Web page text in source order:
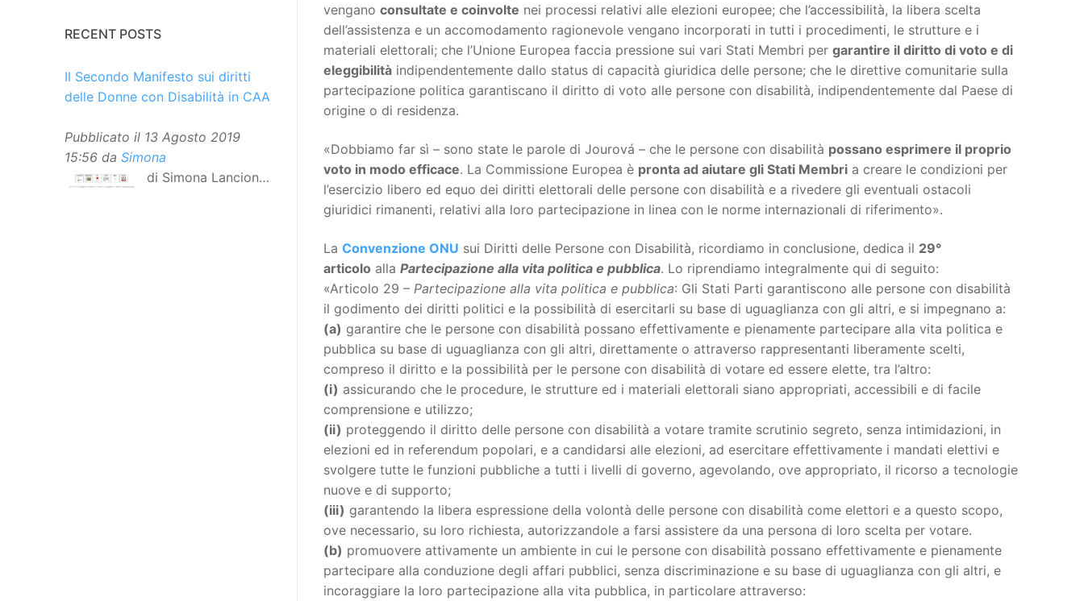
vengano consultate e coinvolte nei processi relativi alle elezioni europee; che l’accessibilità, la libera scelta
dell’assistenza e un accomodamento ragionevole vengano incorporati in tutti i procedimenti, le strutture e i
materiali elettorali; che l’Unione Europea faccia pressione sui vari Stati Membri per garantire il diritto di voto e di
eleggibilità indipendentemente dallo status di capacità giuridica delle persone; che le direttive comunitarie sulla
partecipazione politica garantiscano il diritto di voto alle persone con disabilità, indipendentemente dal Paese di
origine o di residenza.
«Dobbiamo far sì – sono state le parole di Jourová – che le persone con disabilità possano esprimere il proprio
voto in modo efficace. La Commissione Europea è pronta ad aiutare gli Stati Membri a creare le condizioni per
l’esercizio libero ed equo dei diritti elettorali delle persone con disabilità e a rivedere gli eventuali ostacoli
giuridici rimanenti, relativi alla loro partecipazione in linea con le norme internazionali di riferimento».
La Convenzione ONU sui Diritti delle Persone con Disabilità, ricordiamo in conclusione, dedica il 29°
articolo alla Partecipazione alla vita politica e pubblica. Lo riprendiamo integralmente qui di seguito:
«Articolo 29 – Partecipazione alla vita politica e pubblica: Gli Stati Parti garantiscono alle persone con disabilità
il godimento dei diritti politici e la possibilità di esercitarli su base di uguaglianza con gli altri, e si impegnano a:
(a) garantire che le persone con disabilità possano effettivamente e pienamente partecipare alla vita politica e
pubblica su base di uguaglianza con gli altri, direttamente o attraverso rappresentanti liberamente scelti,
compreso il diritto e la possibilità per le persone con disabilità di votare ed essere elette, tra l’altro:
(i) assicurando che le procedure, le strutture ed i materiali elettorali siano appropriati, accessibili e di facile
comprensione e utilizzo;
(ii) proteggendo il diritto delle persone con disabilità a votare tramite scrutinio segreto, senza intimidazioni, in
elezioni ed in referendum popolari, e a candidarsi alle elezioni, ad esercitare effettivamente i mandati elettivi e
svolgere tutte le funzioni pubbliche a tutti i livelli di governo, agevolando, ove appropriato, il ricorso a tecnologie
nuove e di supporto;
(iii) garantendo la libera espressione della volontà delle persone con disabilità come elettori e a questo scopo,
ove necessario, su loro richiesta, autorizzandole a farsi assistere da una persona di loro scelta per votare.
(b) promuovere attivamente un ambiente in cui le persone con disabilità possano effettivamente e pienamente
partecipare alla conduzione degli affari pubblici, senza discriminazione e su base di uguaglianza con gli altri, e
incoraggiare la loro partecipazione alla vita pubblica, in particolare attraverso:
RECENT POSTS
Il Secondo Manifesto sui diritti
delle Donne con Disabilità in CAA
Pubblicato il 13 Agosto 2019
15:56 da Simona
di Simona Lancioni,